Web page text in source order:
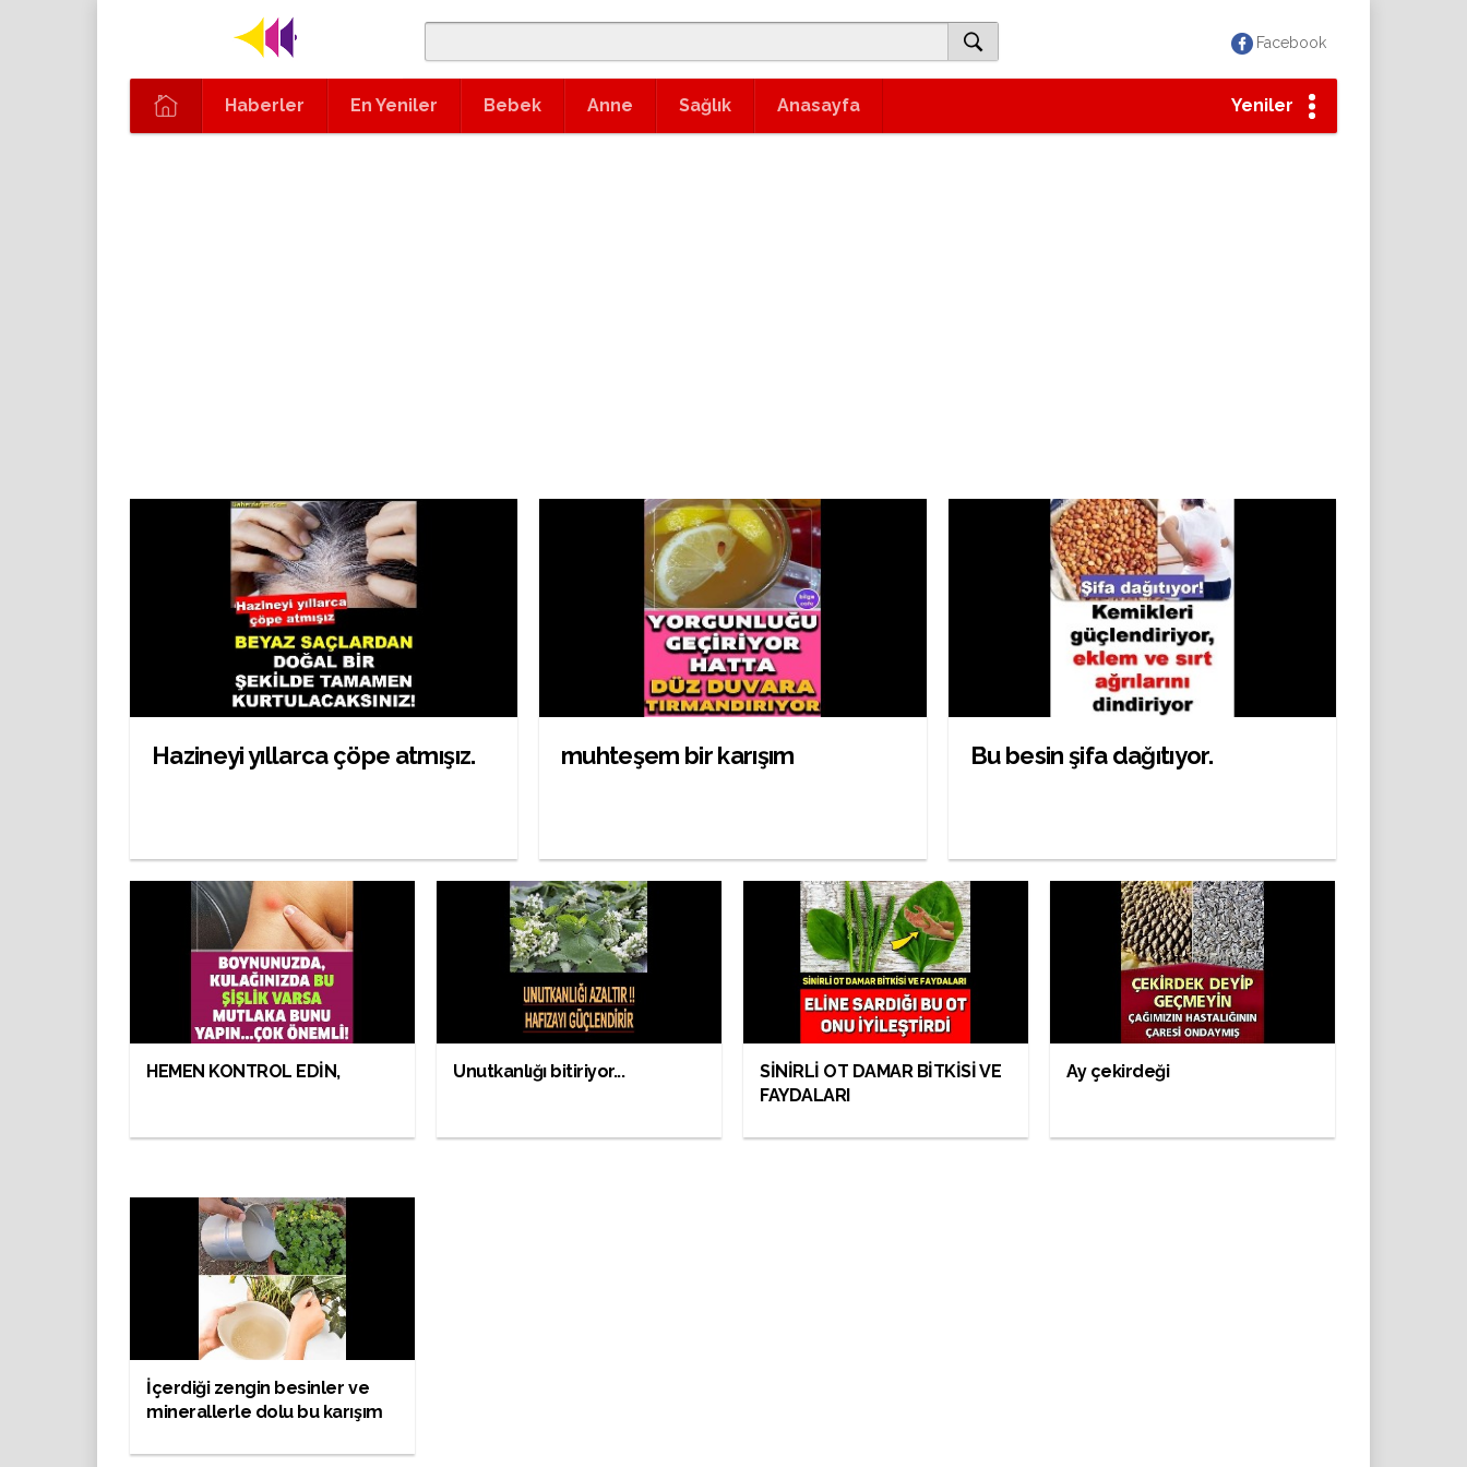
Facebook
Haberler En Yeniler Bebek Anne Sağlık Anasayfa Yeniler
Hazineyi yıllarca çöpe atmışız. muhteşem bir karışım Bu besin şifa dağıtıyor.
HEMEN KONTROL EDİN, Unutkanlığı bitiriyor...
SİNİRLİ OT DAMAR BİTKİSİ VE
FAYDALARI
Ay çekirdeği
İçerdiği zengin besinler ve
minerallerle dolu bu karışım